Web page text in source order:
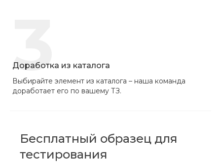
3
Доработка из каталога
Выбирайте элемент из каталога – наша команда
доработает его по вашему ТЗ.
Бесплатный образец для
тестирования